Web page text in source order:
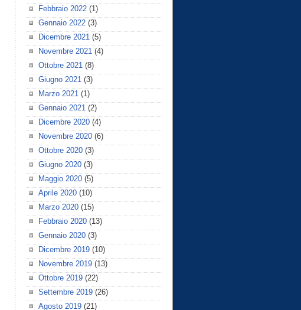
Febbraio 2022(1)
Gennaio 2022(3)
Dicembre 2021(5)
Novembre 2021(4)
Ottobre 2021(8)
Giugno 2021(3)
Marzo 2021(1)
Gennaio 2021(2)
Dicembre 2020(4)
Novembre 2020(6)
Ottobre 2020(3)
Giugno 2020(3)
Maggio 2020(5)
Aprile 2020(10)
Marzo 2020(15)
Febbraio 2020(13)
Gennaio 2020(3)
Dicembre 2019(10)
Novembre 2019(13)
Ottobre 2019(22)
Settembre 2019(26)
Agosto 2019(21)